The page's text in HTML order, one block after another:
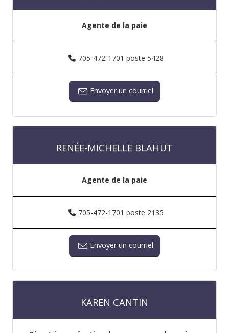
Agente de la paie
705-472-1701 poste 5428
Envoyer un courriel
RENÉE-MICHELLE BLAHUT
Agente de la paie
705-472-1701 poste 2135
Envoyer un courriel
KAREN CANTIN